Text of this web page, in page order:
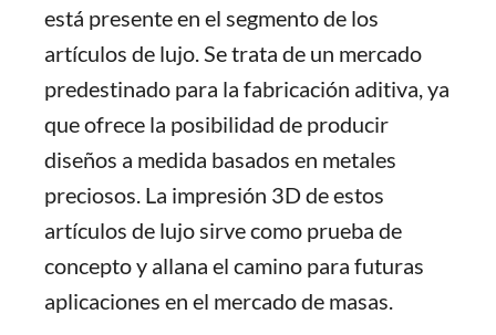
está presente en el segmento de los
artículos de lujo. Se trata de un mercado
predestinado para la fabricación aditiva, ya
que ofrece la posibilidad de producir
diseños a medida basados en metales
preciosos. La impresión 3D de estos
artículos de lujo sirve como prueba de
concepto y allana el camino para futuras
aplicaciones en el mercado de masas.